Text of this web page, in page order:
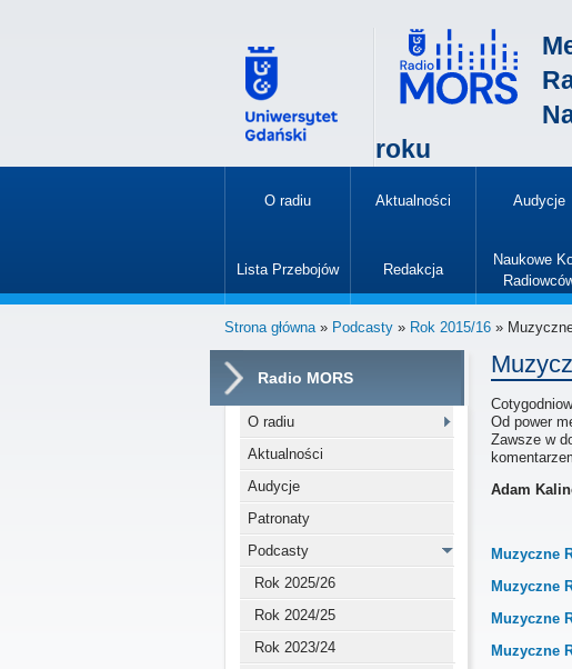
roku
O radiu Aktualności Audycje
Lista Przebojów Redakcja
Naukowe
Strona główna» Podcasty » Rok 2015/16 »
Radio MORS
O radiu
Aktualności
Audycje
Patronaty
Podcasty
Rok 2025/26
Rok 2024/25
Rok 2023/24
Od power
Zawsze w
Adam
Muzyczne
Muzyczne
Muzyczne
Muzyczne